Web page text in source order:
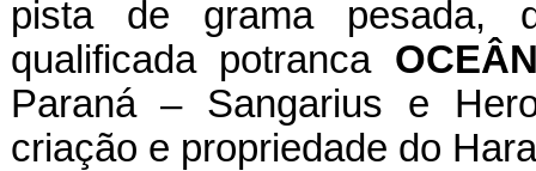
pista de grama pesada,
qualificada potranca
Paraná – Sangarius e
criação e propriedade do